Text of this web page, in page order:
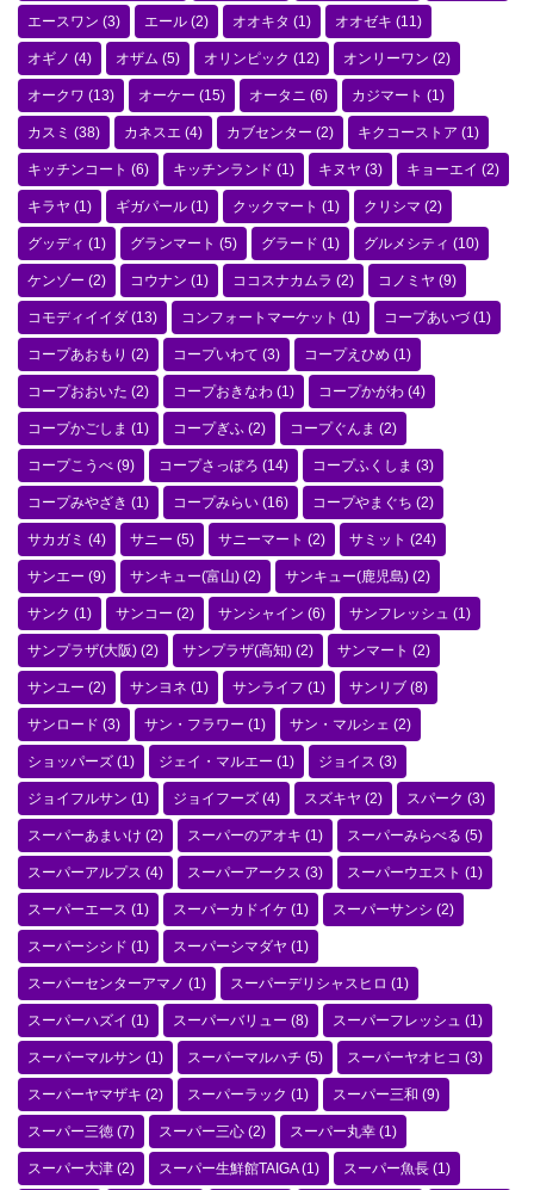
エースワン (3) エール (2) オオキタ (1) オオゼキ (11)
オギノ (4) オザム (5) オリンピック (12) オンリーワン (2)
オークワ (13) オーケー (15) オータニ (6) カジマート (1)
カスミ (38) カネスエ (4) カブセンター (2) キクコーストア (1)
キッチンコート (6) キッチンランド (1) キヌヤ (3) キョーエイ (2)
キラヤ (1) ギガパール (1) クックマート (1) クリシマ (2)
グッディ (1) グランマート (5) グラード (1) グルメシティ (10)
ケンゾー (2) コウナン (1) ココスナカムラ (2) コノミヤ (9)
コモディイイダ (13) コンフォートマーケット (1) コープあいづ(1)
コープあおもり (2) コープいわて (3) コープえひめ (1)
コープおおいた (2) コープおきなわ (1) コープかがわ (4)
コープかごしま (1) コープぎふ (2) コープぐんま (2)
コープこうべ (9) コープさっぽろ (14) コープふくしま (3)
コープみやざき (1) コープみらい (16) コープやまぐち (2)
サカガミ (4) サニー (5) サニーマート (2) サミット (24)
サンエー (9) サンキュー(富山) (2) サンキュー(鹿児島) (2)
サンク (1) サンコー (2) サンシャイン (6) サンフレッシュ (1)
サンプラザ(大阪) (2) サンプラザ(高知) (2) サンマート (2)
サンユー (2) サンヨネ (1) サンライフ (1) サンリブ (8)
サンロード (3) サン・フラワー (1) サン・マルシェ (2)
ショッパーズ (1) ジェイ・マルエー (1) ジョイス (3)
ジョイフルサン (1) ジョイフーズ (4) スズキヤ (2) スパーク (3)
スーパーあまいけ (2) スーパーのアオキ (1) スーパーみらべる (5)
スーパーアルプス (4) スーパーアークス (3) スーパーウエスト (1)
スーパーエース (1) スーパーカドイケ (1) スーパーサンシ (2)
スーパーシシド (1) スーパーシマダヤ (1)
スーパーセンターアマノ (1) スーパーデリシャスヒロ (1)
スーパーハズイ (1) スーパーバリュー (8) スーパーフレッシュ (1)
スーパーマルサン (1) スーパーマルハチ (5) スーパーヤオヒコ (3)
スーパーヤマザキ (2) スーパーラック (1) スーパー三和 (9)
スーパー三徳 (7) スーパー三心 (2) スーパー丸幸 (1)
スーパー大津 (2) スーパー生鮮館TAIGA(1) スーパー魚長 (1)